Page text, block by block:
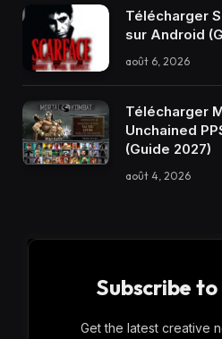
Télécharger
sur Android
août 6, 2026
Télécharger
Unchained
(Guide 2027)
août 4, 2026
Subscribe
Get the latest creative